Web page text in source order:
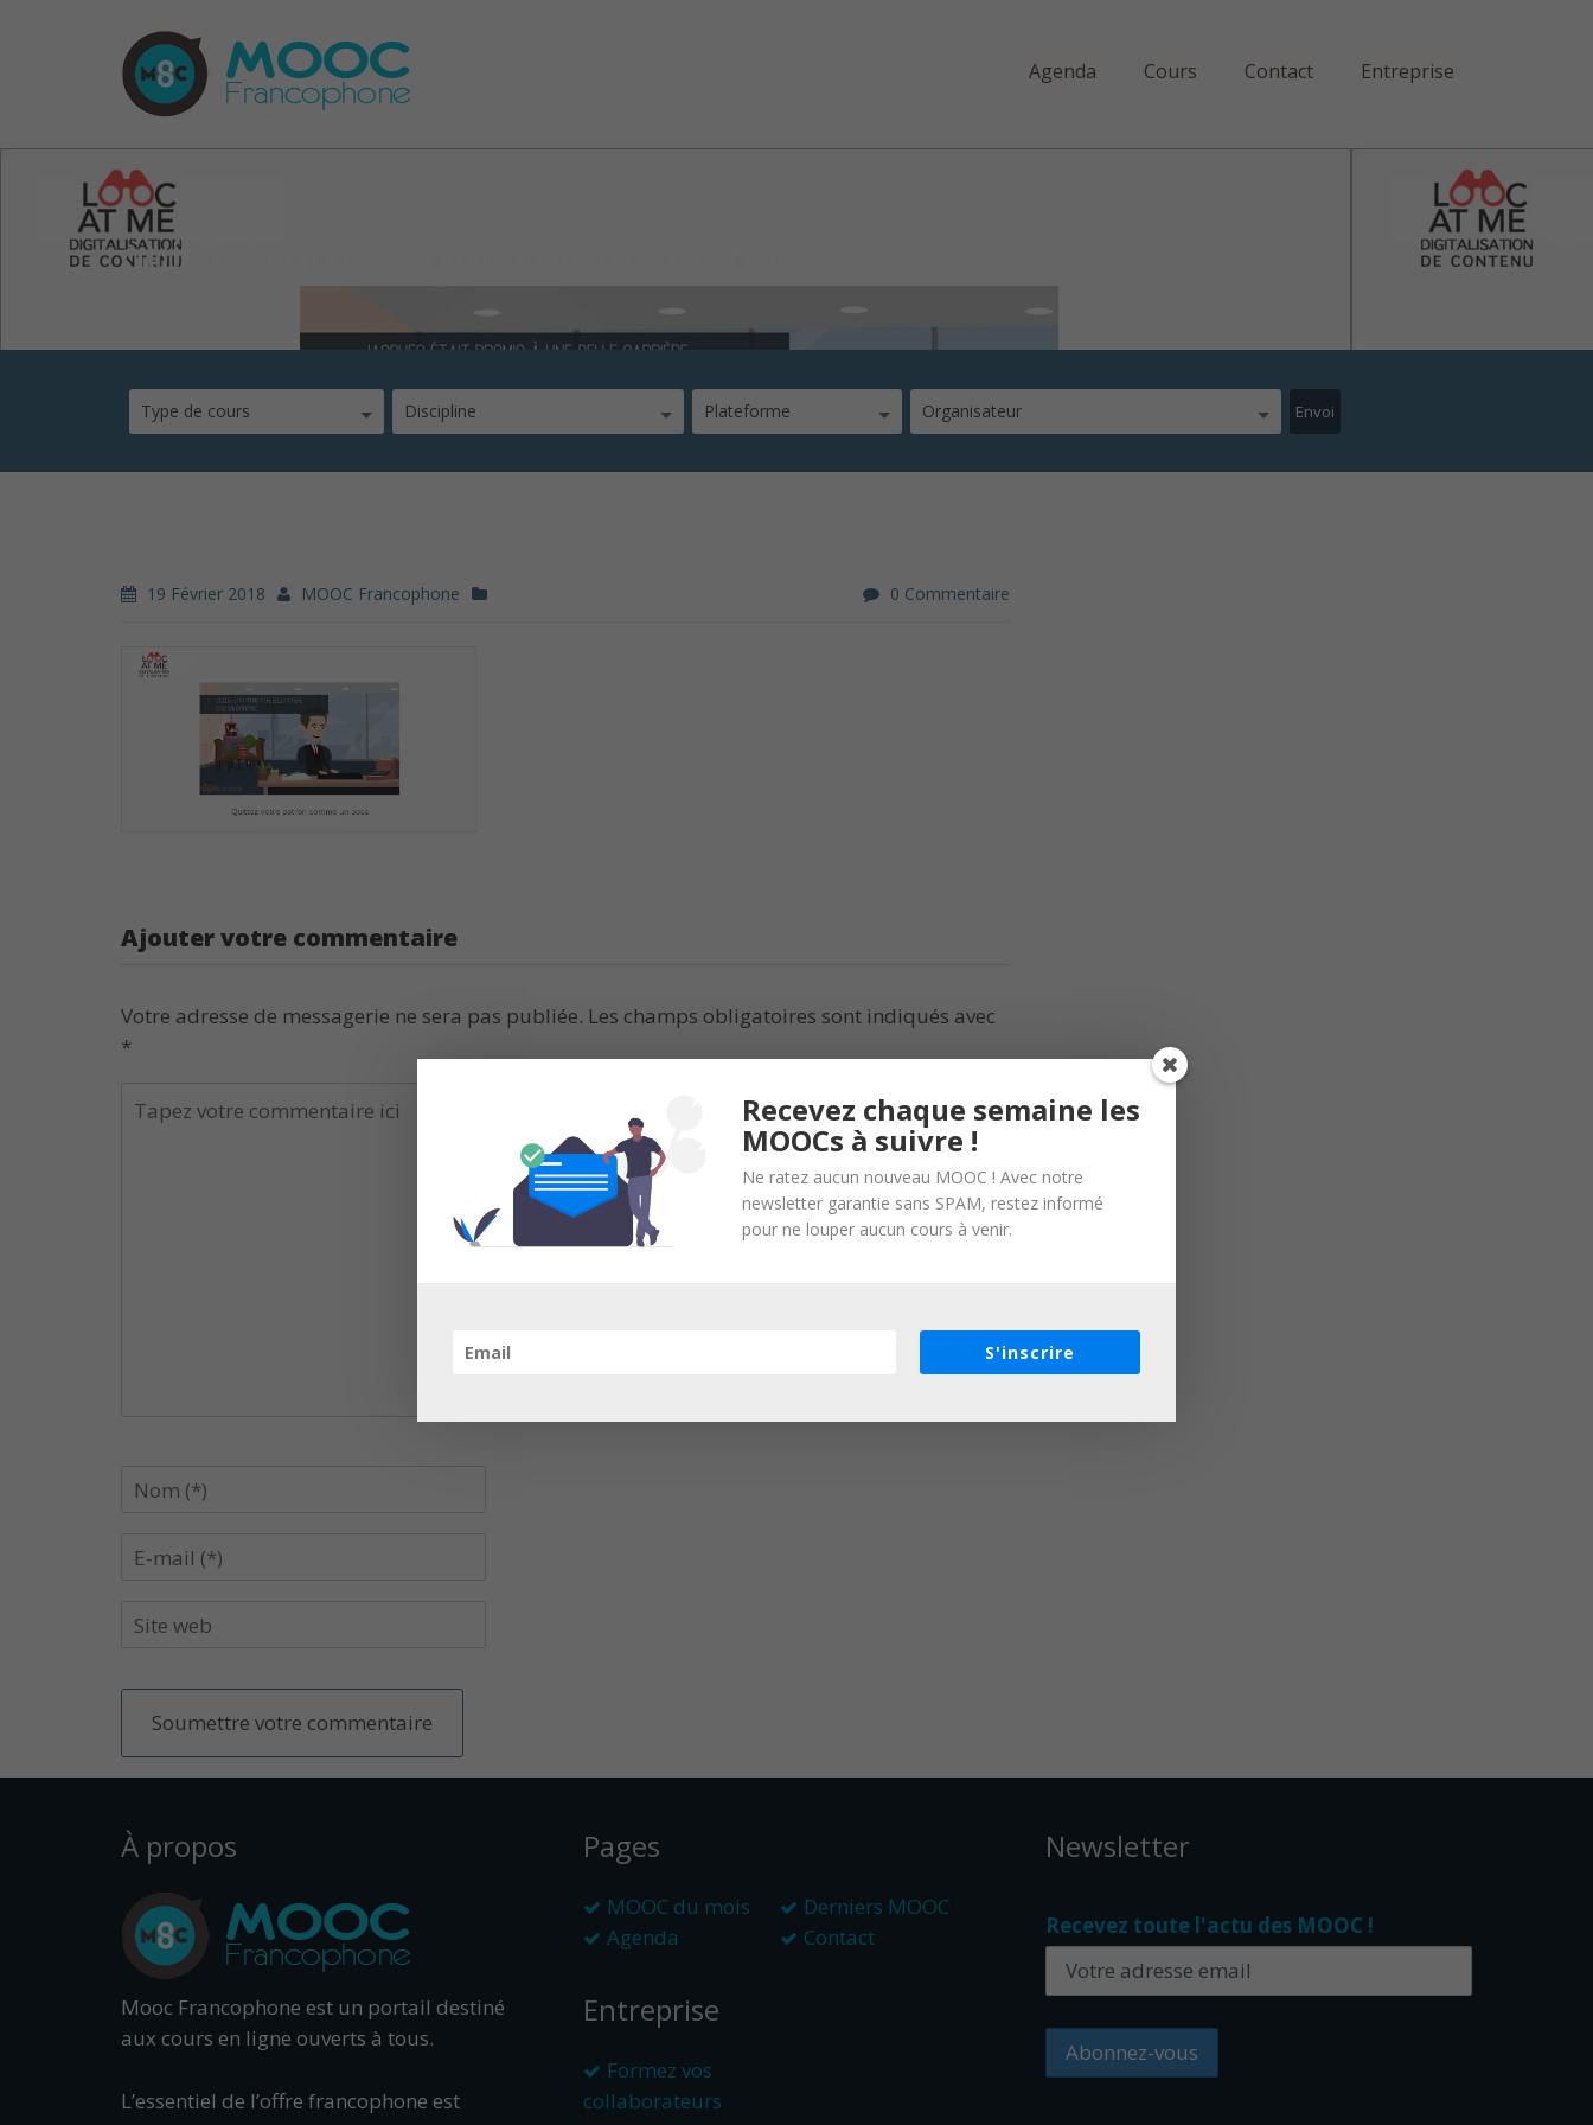
Agenda Cours Contact Entreprise
quittez votre patron comme un boss
Type de cours Discipline Plateforme Organisateur
19 Février 2018 MOOC Francophone 0 Commentaire
Ajouter votre commentaire
Votre adresse de messagerie ne sera pas publiée. Les champs obligatoires sont indiqués avec
*
À propos
Mooc Francophone est un portail destiné
aux cours en ligne ouverts à tous.
L’essentiel de l’offre francophone est
Pages
MOOC du mois
Derniers MOOC
Agenda
Contact
Entreprise
Formez vos
collaborateurs
Newsletter
Recevez toute l'actu des MOOC !
Recevez chaque semaine les
MOOCs à suivre !
Ne ratez aucun nouveau MOOC ! Avec notre
newsletter garantie sans SPAM, restez informé
pour ne louper aucun cours à venir.
S'inscrire